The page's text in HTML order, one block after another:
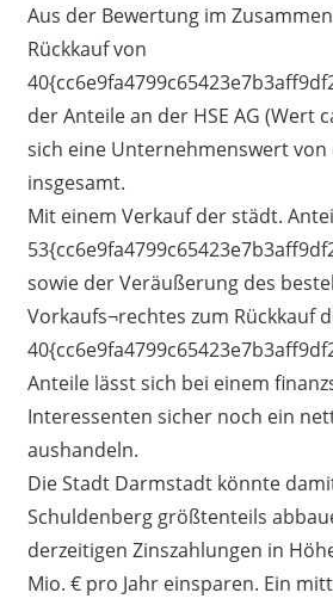
Aus der Bewertung im
Rückkauf von
der Anteile an der HSE AG (Wert
sich eine Unternehmenswert von
insgesamt.
Mit einem Verkauf der städt.
sowie der Veräußerung des
Vorkaufs¬rechtes zum Rückkauf
Anteile lässt sich bei einem
Interessenten sicher noch ein
aushandeln.
Die Stadt Darmstadt könnte
Schuldenberg größtenteils
derzeitigen Zinszahlungen in
Mio. € pro Jahr einsparen. Ein